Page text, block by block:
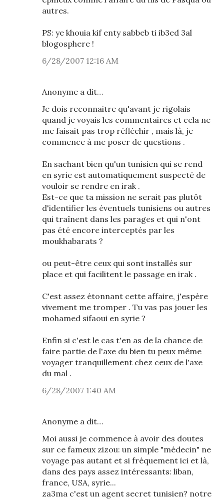
autres.
PS: ye khouia kif enty sabbeb ti ib3ed 3al
blogosphere !
6/28/2007 12:16 AM
Anonyme a dit…
Je dois reconnaitre qu'avant je rigolais
quand je voyais les commentaires et cela ne
me faisait pas trop réfléchir , mais là, je
commence à me poser de questions .
En sachant bien qu'un tunisien qui se rend
en syrie est automatiquement suspecté de
vouloir se rendre en irak .
Est-ce que ta mission ne serait pas plutôt
d'identifier les éventuels tunisiens ou autres
qui traînent dans les parages et qui n'ont
pas été encore interceptés par les
moukhabarats ?
ou peut-être ceux qui sont installés sur
place et qui facilitent le passage en irak .
C'est assez étonnant cette affaire, j'espère
vivement me tromper . Tu vas pas jouer les
mohamed sifaoui en syrie ?
Enfin si c'est le cas t'en as de la chance de
faire partie de l'axe du bien tu peux même
voyager tranquillement chez ceux de l'axe
du mal .
6/28/2007 1:40 AM
Anonyme a dit…
Moi aussi je commence à avoir des doutes
sur ce fameux zizou: un simple "médecin" ne
voyage pas autant et si fréquement ici et là,
dans des pays assez intéressants: liban,
france, USA, syrie...
za3ma c'est un agent secret tunisien? notre